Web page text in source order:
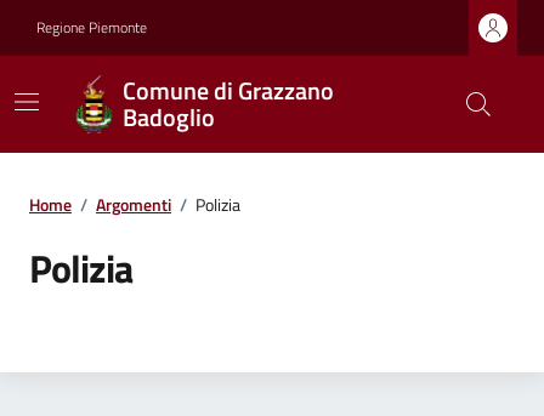
Regione Piemonte
Comune di Grazzano
Badoglio
Home / Argomenti / Polizia
Polizia